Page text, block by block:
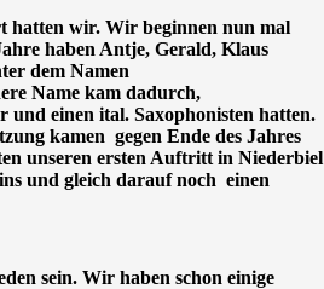
hatten wir. Wir beginnen nun mal
haben Antje, Gerald, Klaus
dem Namen
Name kam dadurch,
und einen ital. Saxophonisten hatten.
kamen gegen Ende des Jahres
unseren ersten Auftritt in Niederbiel
und gleich darauf noch einen
sein. Wir haben schon einige
*